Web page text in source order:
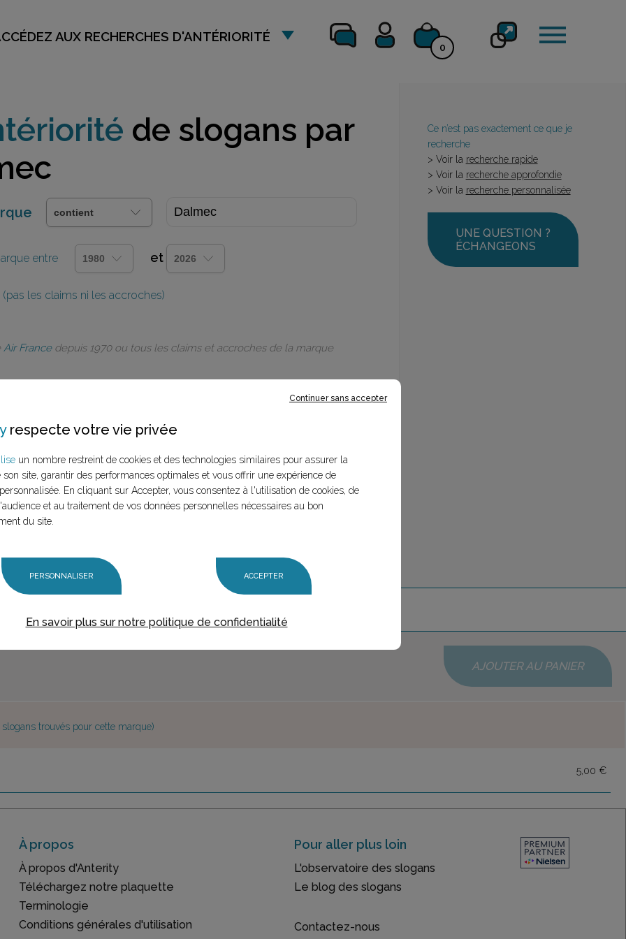
AUX RECHERCHES D'ANTÉRIORITÉ
0
de slogans par
entre et
les claims ni les accroches)
Air Francedepuis 1970 ou tous les claims et accroches de la marque
(mère et
claim,
LANCER LA RECHERCHE
Ce n’est pas exactement ce que je
recherche
> Voir la recherche rapide
> Voir la recherche approfondie
> Voir la recherche personnalisée
UNE QUESTION ?
ÉCHANGEONS
AJOUTER AU PANIER
trouvés pour cette marque)
5,00 €
À propos
À propos d'Anterity
Téléchargez notre plaquette
Terminologie
Conditions générales d'utilisation
Pour aller plus loin
L'observatoire des slogans
Le blog des slogans
Contactez-nous
Continuer sans accepter
respecte votre vie privée
un nombre restreint de cookies et des technologies similaires pour assurer la
son site, garantir des performances optimales et vous offrir une expérience de
En cliquant sur Accepter, vous consentez à l'utilisation de cookies, de
et au traitement de vos données personnelles nécessaires au bon
du site.
PERSONNALISER ACCEPTER
En savoir plus sur notre politique de confidentialité